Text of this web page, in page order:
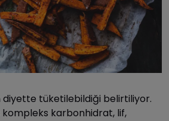
diyette tüketilebildiği belirtiliyor.
karbonhidrat, lif,